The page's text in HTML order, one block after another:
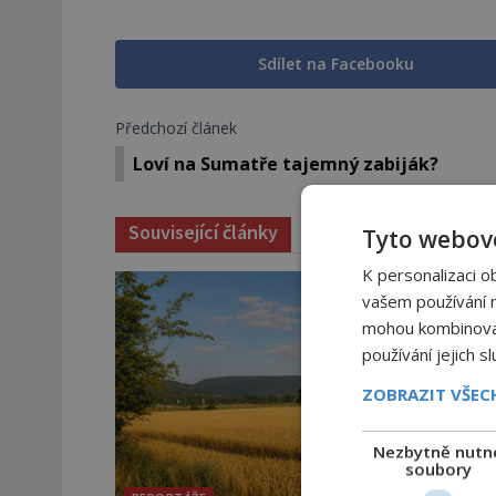
Sdílet na Facebooku
Předchozí článek
Loví na Sumatře tajemný zabiják?
Související články Tyto
K personalizaci
vašem používání
mohou
používání jejich
ZOBRAZIT
Nezbytně
soubory